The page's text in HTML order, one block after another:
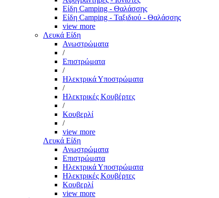
Είδη Camping - Θαλάσσης
Είδη Camping - Ταξιδιού - Θαλάσσης
view more
Λευκά Είδη
Ανωστρώματα
/
Επιστρώματα
/
Ηλεκτρικά Υποστρώματα
/
Ηλεκτρικές Κουβέρτες
/
Κουβερλί
/
view more
Λευκά Είδη
Ανωστρώματα
Επιστρώματα
Ηλεκτρικά Υποστρώματα
Ηλεκτρικές Κουβέρτες
Κουβερλί
view more